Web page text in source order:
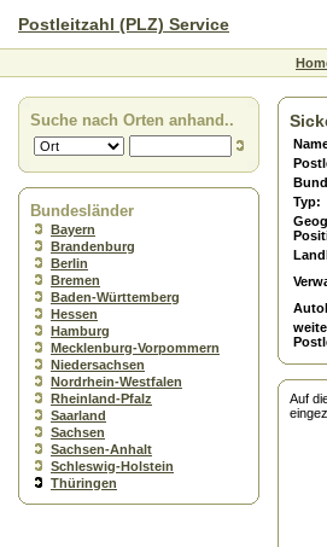
Postleitzahl (PLZ) Service
Suche nach Orten anhand..
Bundesländer
Bayern
Brandenburg
Berlin
Bremen
Baden-Württemberg
Hessen
Hamburg
Mecklenburg-Vorpommern
Niedersachsen
Nordrhein-Westfalen
Rheinland-Pfalz
Saarland
Sachsen
Sachsen-Anhalt
Schleswig-Holstein
Thüringen
Typ:
Auf